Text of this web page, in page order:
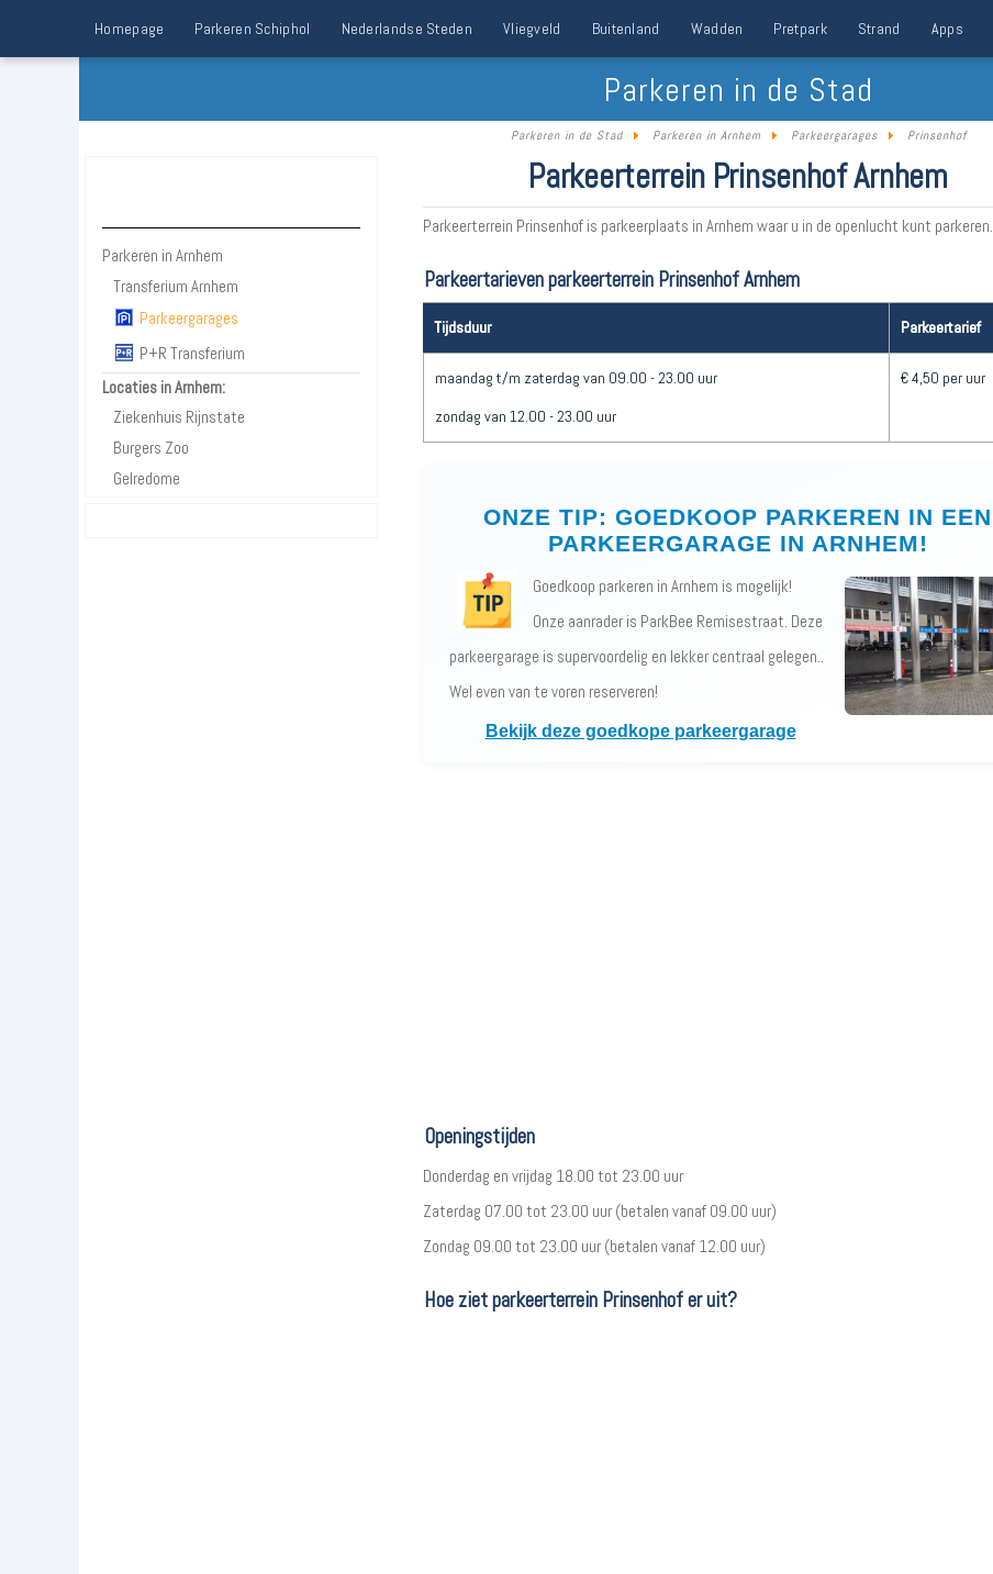
Homepage Parkeren Schiphol Nederlandse Steden Vliegveld Buitenland Wadden Pretpark Strand Apps
Parkeren in de Stad
Parkeren in de Stad Parkeren in Arnhem Parkeergarages Prinsenhof
Parkeren in Arnhem
Transferium Arnhem
Parkeergarages
P+R Transferium
Locaties in Arnhem:
Ziekenhuis Rijnstate
Burgers Zoo
Gelredome
Parkeerterrein Prinsenhof Arnhem
Parkeerterrein Prinsenhof is parkeerplaats in Arnhem waar u in de openlucht kunt parkeren.
Parkeertarieven parkeerterrein Prinsenhof Arnhem
Tijdsduur Parkeertarief
maandag t/m zaterdag van 09.00 - 23.00 uur
zondag van 12.00 - 23.00 uur
€ 4,50 per uur
ONZE TIP: GOEDKOOP PARKEREN IN EEN
PARKEERGARAGE IN ARNHEM!
Goedkoop parkeren in Arnhem is mogelijk!
Onze aanrader is ParkBee Remisestraat. Deze
parkeergarage is supervoordelig en lekker centraal gelegen..
Wel even van te voren reserveren!
Bekijk deze goedkope parkeergarage
Openingstijden
Donderdag en vrijdag 18.00 tot 23.00 uur
Zaterdag 07.00 tot 23.00 uur (betalen vanaf 09.00 uur)
Zondag 09.00 tot 23.00 uur (betalen vanaf 12.00 uur)
Hoe ziet parkeerterrein Prinsenhof er uit?